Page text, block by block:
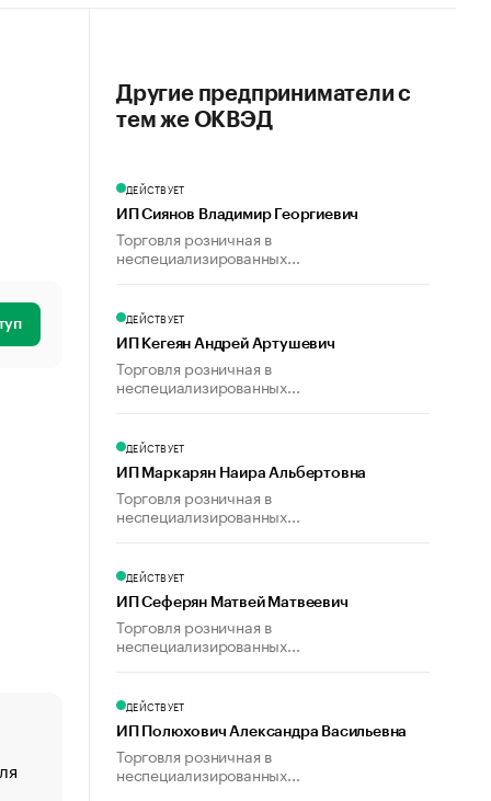
«От спорта тело стареет иначе». Как живет глава
создавшей GTA
Другие предприниматели с
тем же ОКВЭД
ДЕЙСТВУЕТ
ИП Сиянов Владимир Георгиевич
Торговля розничная в
неспециализированных...
ДЕЙСТВУЕТ
ИП Кегеян Андрей Артушевич
Торговля розничная в
неспециализированных...
ДЕЙСТВУЕТ
ИП Маркарян Наира Альбертовна
Торговля розничная в
неспециализированных...
ДЕЙСТВУЕТ
ИП Сеферян Матвей Матвеевич
Торговля розничная в
неспециализированных...
ДЕЙСТВУЕТ
ИП Полюхович Александра Васильевна
Торговля розничная в
неспециализированных...